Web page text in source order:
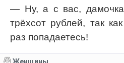
— Ну, а с вас,
трёхсот рублей, так
раз попадаетесь!
Женщины